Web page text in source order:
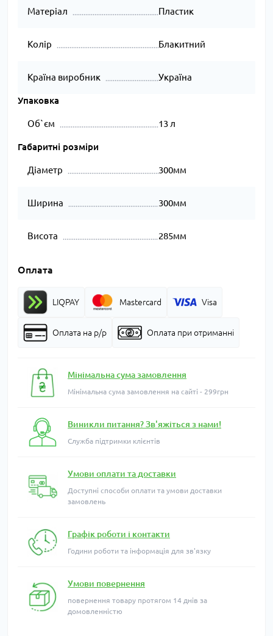
Матеріал Пластик
Колір Блакитний
Країна виробник Україна
Упаковка
Об`єм 13 л
Габаритні розміри
Діаметр 300мм
Ширина 300мм
Висота 285мм
Оплата
LIQPAY Mastercard Visa
Оплата на р/р Оплата при отриманні
Мінімальна сума замовлення
Мінімальна сума замовлення на сайті - 299грн
Виникли питання? Зв'яжіться з нами!
Служба підтримки клієнтів
Умови оплати та доставки
Доступні способи оплати та умови доставки
замовлень
Графік роботи і контакти
Години роботи та інформація для зв'язку
Умови повернення
повернення товару протягом 14 днів за
домовленністю